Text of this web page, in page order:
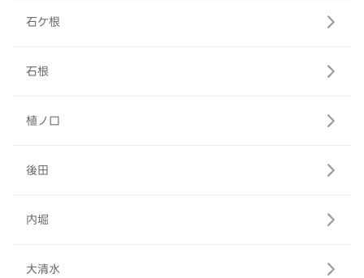
石ケ根
石根
植ノ口
後田
内堀
大清水